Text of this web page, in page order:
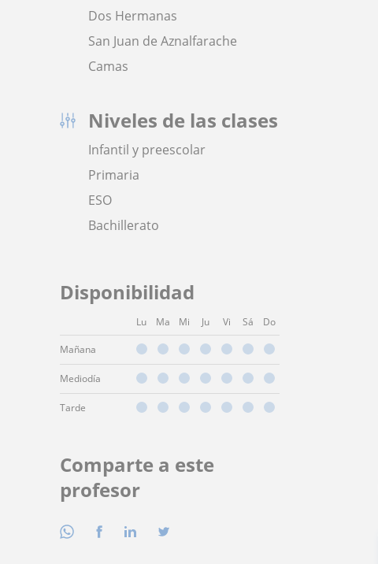
Dos Hermanas
San Juan de Aznalfarache
Camas
Niveles de las clases
Infantil y preescolar
Primaria
ESO
Bachillerato
Disponibilidad
Lu Ma Mi Ju Vi Sá Do
Mañana
Mediodía
Tarde
Comparte a este
profesor